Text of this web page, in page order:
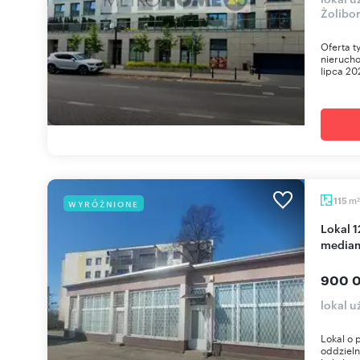
Oferta
lipca
WYRÓŻNIONE 115 m2
Lokal 124 m² z 3 wejściami, klimatyzacją i
900
lokal
Lokal o